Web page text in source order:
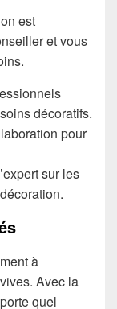
est
et vous
décoratifs.
pour
sur les
à
Avec la
quel